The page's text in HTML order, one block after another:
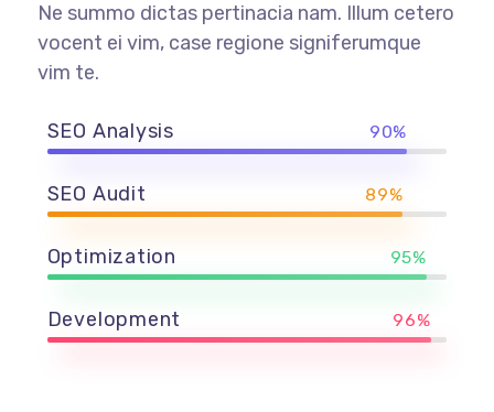
Ne summo dictas pertinacia nam. Illum cetero
vocent ei vim, case regione signiferumque
vim te.
SEO Analysis 90%
SEO Audit 89%
Optimization 95%
Development 96%